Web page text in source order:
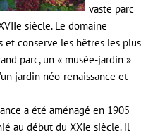
vaste parc
siècle. Le domaine
et conserve les hêtres les plus
parc, un « musée-jardin »
jardin néo-renaissance et
a été aménagé en 1905
au début du XXIe siècle. Il